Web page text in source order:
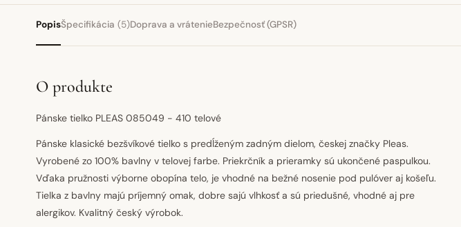
PopisŠpecifikácia (5)Doprava a vrátenieBezpečnosť (GPSR)
O produkte
Pánske tielko PLEAS 085049 - 410 telové
Pánske klasické bezšvíkové tielko s predĺženým zadným dielom, českej značky Pleas.
Vyrobené zo 100% bavlny v telovej farbe. Priekrčník a prieramky sú ukončené paspulkou.
Vďaka pružnosti výborne obopína telo, je vhodné na bežné nosenie pod pulóver aj košeľu.
Tielka z bavlny majú príjemný omak, dobre sajú vlhkosť a sú priedušné, vhodné aj pre
alergikov. Kvalitný český výrobok.